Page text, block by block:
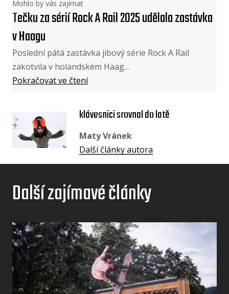
Mohlo by vás zajímat
Tečku za sérií Rock A Rail 2025 udělala zastávka
v Haagu
Poslední pátá zastávka jibový série Rock A Rail
zakotvila v holandském Haag…
Pokračovat ve čtení
klávesnici srovnal do latě
Maty Vránek
Další články autora
Další zajímavé články